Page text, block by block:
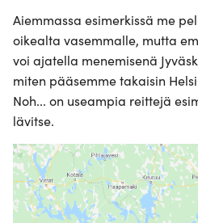
Aiemmassa esimerkissä me
oikealta vasemmalle, mutta
voi ajatella menemisenä
miten pääsemme takaisin
Noh... on useampia reittejä
lävitse.